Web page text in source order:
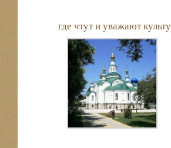
где чтут и уважают